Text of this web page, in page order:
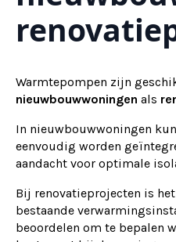
Warmtepompen zijn
nieuwbouwwoningen als
In nieuwbouwwoningen
eenvoudig worden
aandacht voor optimale
Bij renovatieprojecten is
bestaande
beoordelen om te bepalen